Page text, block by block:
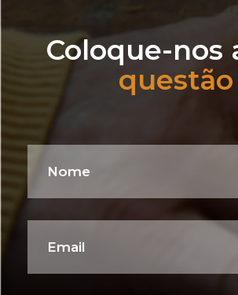
Coloque-nos
questão